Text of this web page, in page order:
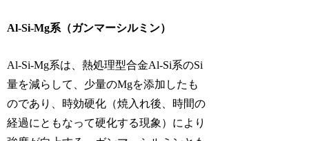
Al-Si-Mg系（ガンマーシルミン）
Al-Si-Mg系は、熱処理型合金Al-Si系のSi
量を減らして、少量のMgを添加したも
のであり、時効硬化（焼入れ後、時間の
経過にともなって硬化する現象）により